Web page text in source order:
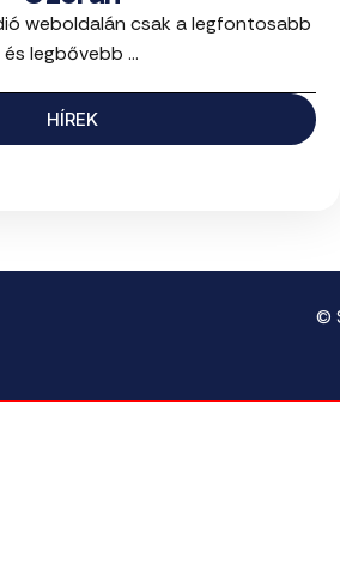
weboldalán csak a legfontosabb
és legbővebb ...
HÍREK
©